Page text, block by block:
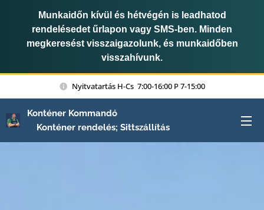
Munkaidőn kívül és hétvégén is leadhatod
rendelésedet űrlapon vagy SMS-ben. Minden
megkeresést visszaigazolunk, és munkaidőben
visszahívunk.
Nyitvatartás H-Cs 7:00-16:00 P 7-15:00
Konténer Kommandó
Konténer rendelés; Sittszállítás